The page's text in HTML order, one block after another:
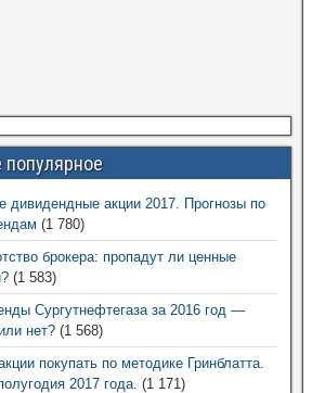
популярное
дивидендные акции 2017. Прогнозы по
(1 780)
брокера: пропадут ли ценные
(1 583)
Сургутнефтегаза за 2016 год —
нет? (1 568)
покупать по методике Гринблатта.
2017 года. (1 171)